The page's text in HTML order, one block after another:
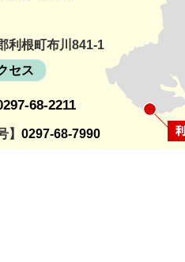
利根町布川841-1
セス
68-2211
】 0297-68-7990
詳細をみる
利根町社会福祉協議
会